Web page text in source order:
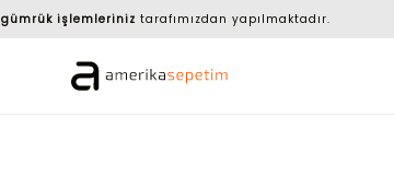
gümrük işlemleriniz tarafımızdan yapılmaktadır.